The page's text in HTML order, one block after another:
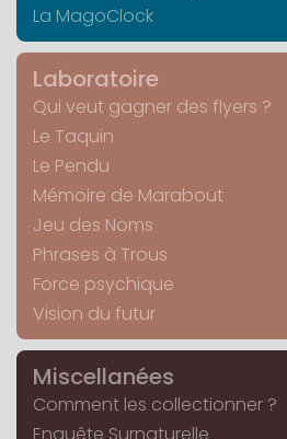
La MagoClock
Laboratoire
Qui veut gagner des flyers ?
Le Taquin
Le Pendu
Mémoire de Marabout
Jeu des Noms
Phrases à Trous
Force psychique
Vision du futur
Miscellanées
Comment les collectionner ?
Enquête Surnaturelle